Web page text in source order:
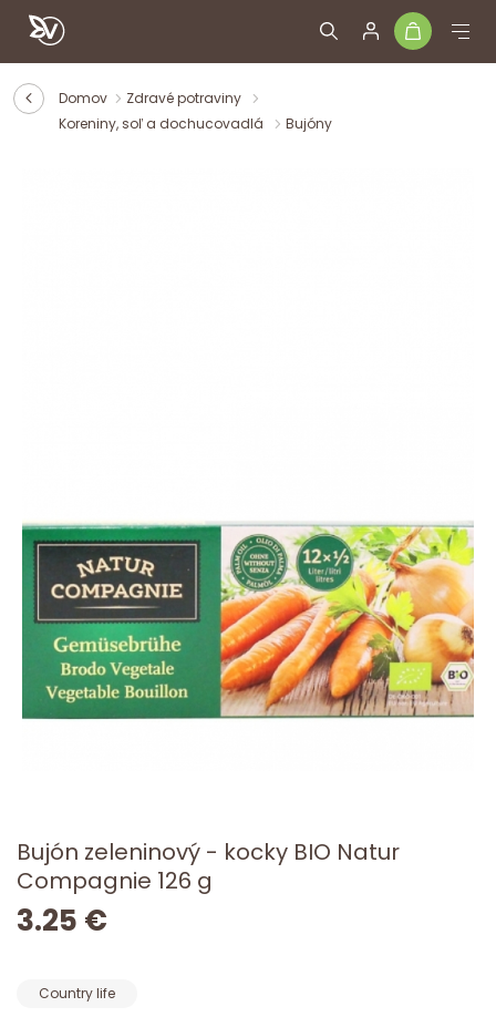
Domov
Zdravé potraviny
Koreniny, soľ a dochucovadlá
Bujóny
Bujón zeleninový - kocky BIO Natur
Compagnie 126 g
3.25 €
Country life